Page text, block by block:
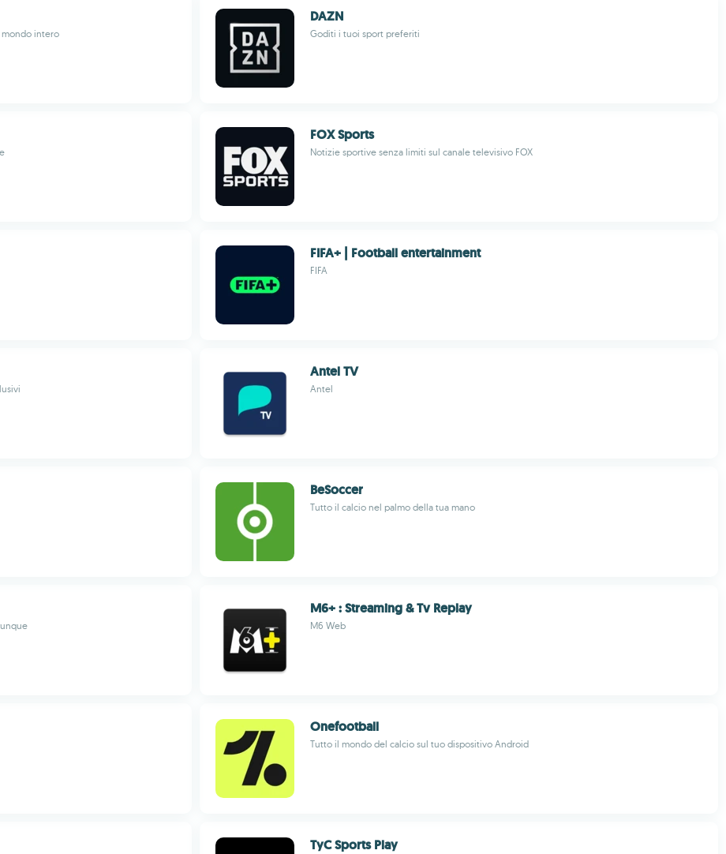
mondo intero
DAZN
Goditi i tuoi sport preferiti
FOX Sports
Notizie sportive senza limiti sul canale televisivo FOX
FIFA+ | Football entertainment
FIFA
Antel TV
Antel
BeSoccer
Tutto il calcio nel palmo della tua mano
M6+ : Streaming & Tv Replay
M6 Web
Onefootball
Tutto il mondo del calcio sul tuo dispositivo Android
TyC Sports Play